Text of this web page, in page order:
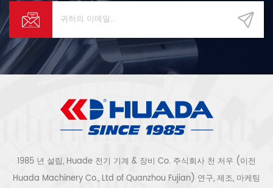
1985 년 설립, Huade 전기 기계 & 장비 Co. 주식회사 천 저우 (이전
Huada Machinery Co., Ltd of Quanzhou Fujian) 연구, 제조, 마케팅